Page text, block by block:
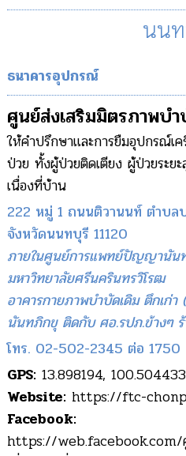
นน
ธนาคารอุปกรณ์
ศูนย์ส่งเสริมมิตรภาพบ
ให้คำปรึกษาและการยืมอุปกรณ์เ
ป่วย ทั้งผู้ป่วยติดเตียง ผู้ป่วยระย
เนื่องที่บ้าน
222 หมู่ 1 ถนนติวานนท์ ตำบล
จังหวัดนนทบุรี 11120
ภายในศูนย์การแพทย์ปัญญานัน
มหาวิทยาลัยศรีนครินทรวิโรฒ
อาคารกายภาพบำบัดเดิม ตึกเ
นันทภิกขุ ติดกับ ศอ.รปภ.ข้างๆ
โทร. 02-502-2345 ต่อ 1750
GPS: 13.898194, 100.504433
Website: https://ftc-
Facebook:
https://web.facebook.com/